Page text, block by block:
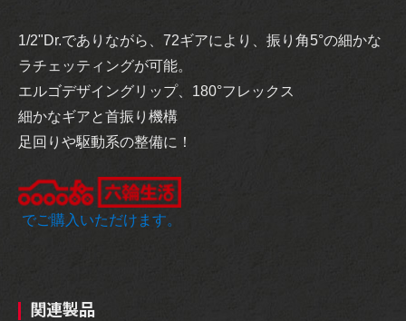
1/2"Dr.でありながら、72ギアにより、振り角5°の細かな
ラチェッティングが可能。
エルゴデザイングリップ、180°フレックス
細かなギアと首振り機構
足回りや駆動系の整備に！
でご購入いただけます。
関連製品